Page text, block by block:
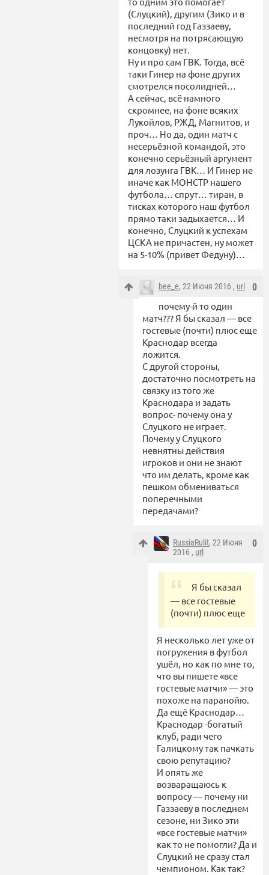
(Слуцкий), другим (Зико и в
последний год Газзаеву,
несмотря на потрясающую
концовку) нет.
Ну и про сам ГВК. Тогда, всё
таки Гинер на фоне других
смотрелся посолидней…
А сейчас, всё намного
скромнее, на фоне всяких
Лукойлов, РЖД, Магнитов, и
проч… Но да, один матч с
несерьёзной командой, это
конечно серьёзный аргумент
для лозунга ГВК… И Гинер не
иначе как МОНСТР нашего
футбола… спрут… тиран, в
тисках которого наш футбол
прямо таки задыхается… И
конечно, Слуцкий к успехам
ЦСКА не причастен, ну может
на 5-10% (привет Федуну)…
0
bee_e, 22 Июня 2016 , url
почему-й то один
матч??? Я бы сказал — все
гостевые (почти) плюс еще
Краснодар всегда
ложится.
С другой стороны,
достаточно посмотреть на
связку из того же
Краснодара и задать
вопрос- почему она у
Слуцкого не играет.
Почему у Слуцкого
невнятны действия
игроков и они не знают
что им делать, кроме как
пешком обмениваться
поперечными
передачами?
0
RussiaRulit, 22 Июня
2016 , url
Я бы сказал
— все гостевые
(почти) плюс еще
Я несколько лет уже от
погружения в футбол
ушёл, но как по мне то,
что вы пишете «все
гостевые матчи» — это
похоже на паранойю.
Да ещё Краснодар…
Краснодар -богатый
клуб, ради чего
Галицкому так пачкать
свою репутацию?
И опять же
возваращаюсь к
вопросу — почему ни
Газзаеву в последнем
сезоне, ни Зико эти
«все гостевые матчи»
как то не помогли? Да и
Слуцкий не сразу стал
чемпионом. Как так?